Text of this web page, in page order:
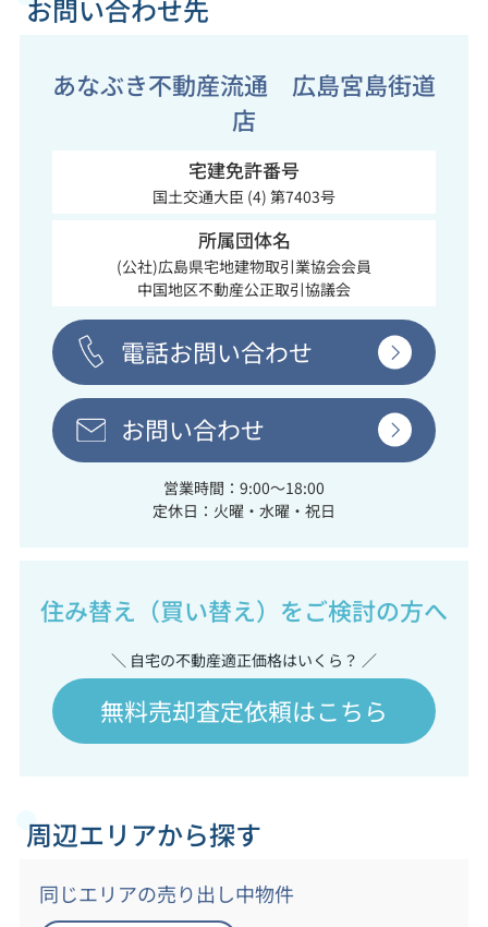
お問い合わせ先
あなぶき不動産流通 広島宮島街道
店
宅建免許番号
国土交通大臣 (4) 第7403号
所属団体名
(公社)広島県宅地建物取引業協会会員
中国地区不動産公正取引協議会
電話お問い合わせ
お問い合わせ
営業時間：9:00～18:00
定休日：火曜・水曜・祝日
住み替え（買い替え）をご検討の方へ
＼ 自宅の不動産適正価格はいくら？ ／
無料売却査定依頼はこちら
周辺エリアから探す
同じエリアの売り出し中物件